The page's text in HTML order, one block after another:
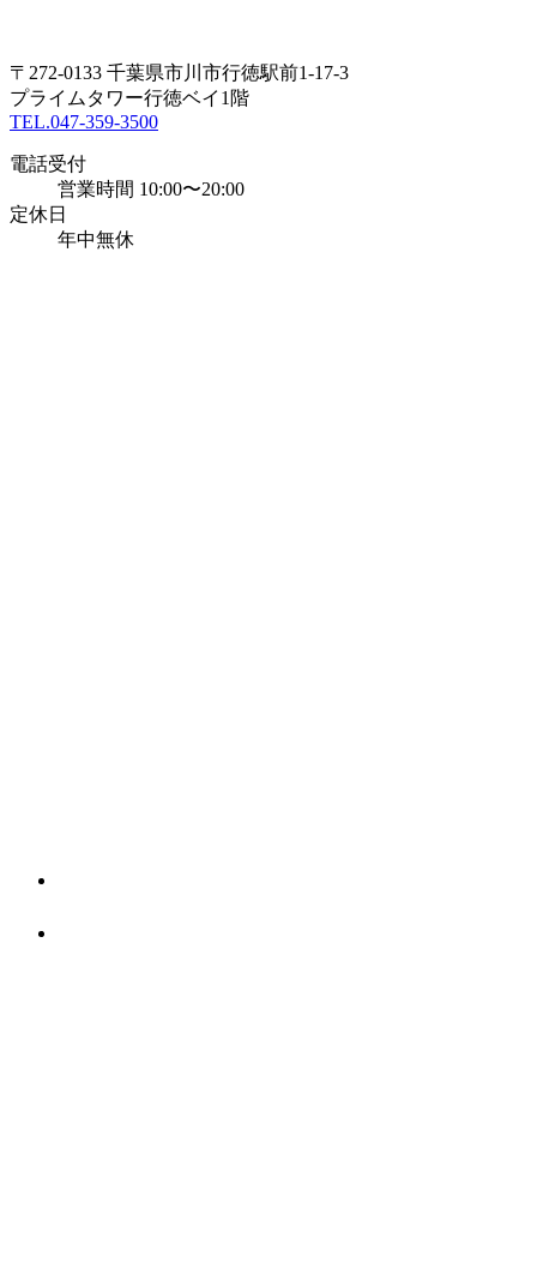
〒272-0133 千葉県市川市行徳駅前1-17-3
プライムタワー行徳ベイ1階
TEL.047-359-3500
電話受付
営業時間 10:00〜20:00
定休日
年中無休